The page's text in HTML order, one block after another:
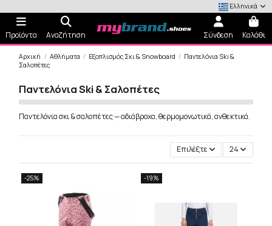
Ελληνικά
Προϊόντα Αναζήτηση Σύνδεση Καλάθι
Αρχική Αθλήματα Εξοπλισμός Σκι & Snowboard
Παντελόνια Ski &
Σαλοπέτες
Παντελόνια Ski & Σαλοπέτες
Παντελόνια σκι & σαλοπέτες — αδιάβροχα, θερμομονωτικά, ανθεκτικά.
Επιλέξτε 24
-25% -19%